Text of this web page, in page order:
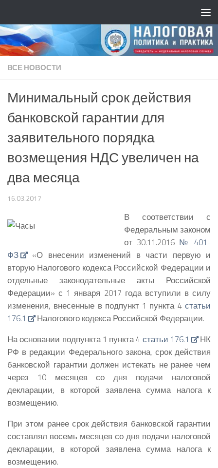
ВСЕ НОВОСТИ
Минимальный срок действия
банковской гарантии для
заявительного порядка
возмещения НДС увеличен на
два месяца
16.03.2017
В соответствии с
Федеральным законом
от 30.11.2016 № 401-
ФЗ
«О внесении изменений в части первую и
вторую Налогового кодекса Российской Федерации и
отдельные законодательные акты Российской
Федерации» с 1 января 2017 года вступили в силу
изменения, внесенные в подпункт 1 пункта 4 статьи
176.1
Налогового кодекса Российской Федерации.
На основании подпункта 1 пункта 4 статьи 176.1
НК
РФ в редакции Федерального закона, срок действия
банковской гарантии должен истекать не ранее чем
через 10 месяцев со дня подачи налоговой
декларации, в которой заявлена сумма налога к
возмещению.
При этом ранее срок действия банковской гарантии
составлял восемь месяцев со дня подачи налоговой
декларации, в которой заявлена сумма налога к
возмещению.